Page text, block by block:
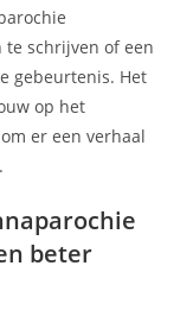
schrijven of een
gebeurtenis. Het
op het
er een verhaal
beter